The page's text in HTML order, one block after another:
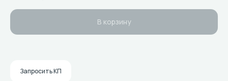
В корзину
Запросить КП